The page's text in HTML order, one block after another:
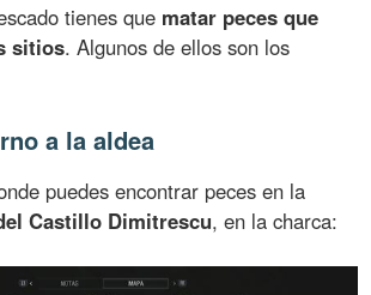
tienes que matar peces que
sitios. Algunos de ellos son los
a la aldea
puedes encontrar peces en la
Castillo Dimitrescu, en la charca: